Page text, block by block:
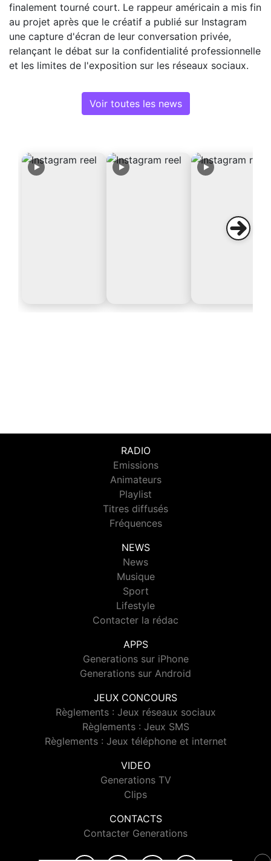
finalement tourné court. Le rappeur américain a mis fin
au projet après que le créatif a publié sur Instagram
une capture d'écran de leur conversation privée,
relançant le débat sur la confidentialité professionnelle
et les limites de l'exposition sur les réseaux sociaux.
Voir toutes les news
RADIO
Emissions
Animateurs
Playlist
Titres diffusés
Fréquences
NEWS
News
Musique
Sport
Lifestyle
Contacter la rédac
APPS
Generations sur iPhone
Generations sur Android
JEUX CONCOURS
Règlements : Jeux réseaux sociaux
Règlements : Jeux SMS
Règlements : Jeux téléphone et internet
VIDEO
Generations TV
Clips
CONTACTS
Contacter Generations